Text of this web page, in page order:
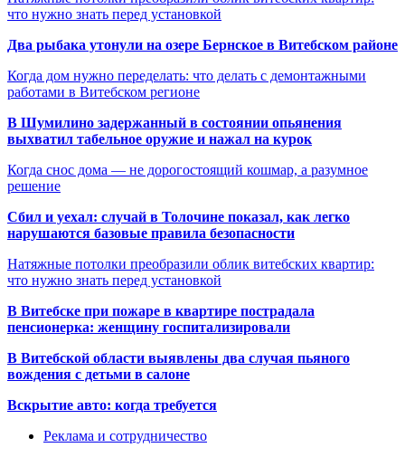
что нужно знать перед установкой
Два рыбака утонули на озере Бернское в Витебском районе
Когда дом нужно переделать: что делать с демонтажными
работами в Витебском регионе
В Шумилино задержанный в состоянии опьянения
выхватил табельное оружие и нажал на курок
Когда снос дома — не дорогостоящий кошмар, а разумное
решение
Сбил и уехал: случай в Толочине показал, как легко
нарушаются базовые правила безопасности
Натяжные потолки преобразили облик витебских квартир:
что нужно знать перед установкой
В Витебске при пожаре в квартире пострадала
пенсионерка: женщину госпитализировали
В Витебской области выявлены два случая пьяного
вождения с детьми в салоне
Вскрытие авто: когда требуется
Реклама и сотрудничество